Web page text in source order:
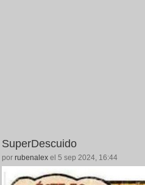
SuperDescuido
por rubenalex el 5 sep 2024, 16:44